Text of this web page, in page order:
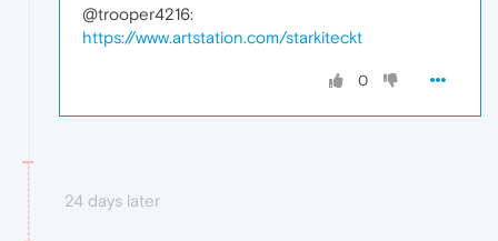
@trooper4216:
https://www.artstation.com/starkiteckt
0
24 days later